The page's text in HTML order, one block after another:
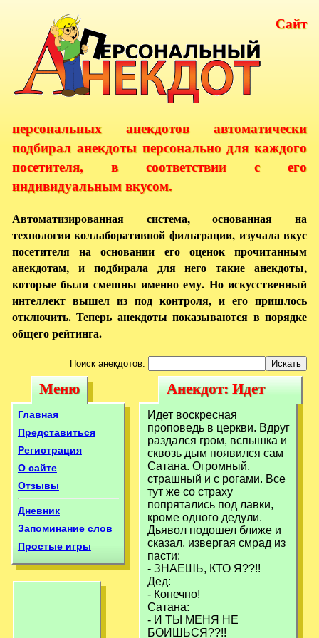
Сайт
персональных анекдотов автоматически
подбирал анекдоты персонально для каждого
посетителя, в соответствии с его
индивидуальным вкусом.
Автоматизированная система, основанная на
технологии коллаборативной фильтрации, изучала вкус
посетителя на основании его оценок прочитанным
анекдотам, и подбирала для него такие анекдоты,
которые были смешны именно ему. Но искусственный
интеллект вышел из под контроля, и его пришлось
отключить. Теперь анекдоты показываются в порядке
общего рейтинга.
Поиск анекдотов:
Меню
Меню
Главная
Представиться
Регистрация
О сайте
Отзывы
Дневник
Запоминание слов
Простые игры
Анекдот: Идет
воскресная
проповедь в
церкви. Вдруг
Анекдот: Идет
воскресная
проповедь в
церкви. Вдруг
Идет воскресная
проповедь в церкви. Вдруг
раздался гром, вспышка и
сквозь дым появился сам
Сатана. Огромный,
страшный и с рогами. Все
тут же со страху
попрятались под лавки,
кроме одного дедули.
Дьявол подошел ближе и
сказал, извергая смрад из
пасти:
- ЗНАЕШЬ, КТО Я??!!
Дед:
- Конечно!
Сатана:
- И ТЫ МЕНЯ НЕ
БОИШЬСЯ??!!